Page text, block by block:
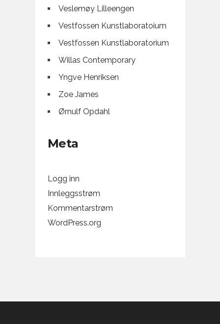
Veslemøy Lilleengen
Vestfossen Kunstlaboratoium
Vestfossen Kunstlaboratorium
Willas Contemporary
Yngve Henriksen
Zoe James
Ørnulf Opdahl
Meta
Logg inn
Innleggsstrøm
Kommentarstrøm
WordPress.org